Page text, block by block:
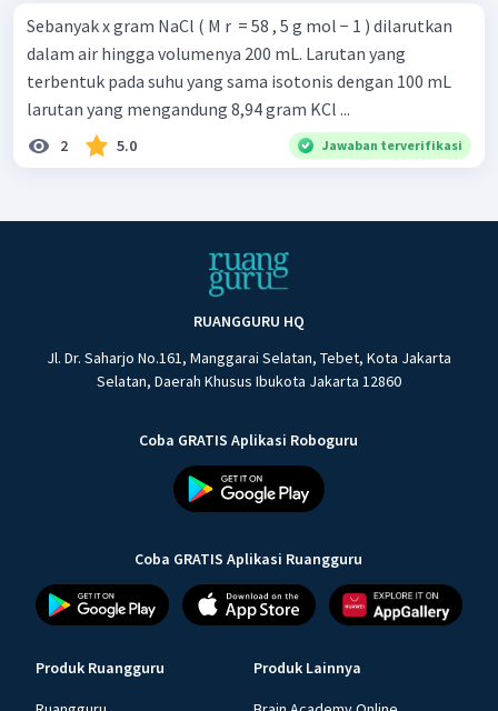
Sebanyak x gram NaCl ( M r ​ = 58 , 5 g mol − 1 ) dilarutkan
dalam air hingga volumenya 200 mL. Larutan yang
terbentuk pada suhu yang sama isotonis dengan 100 mL
larutan yang mengandung 8,94 gram KCl ...
2 5.0 Jawaban terverifikasi
RUANGGURU HQ
Jl. Dr. Saharjo No.161, Manggarai Selatan, Tebet, Kota Jakarta
Selatan, Daerah Khusus Ibukota Jakarta 12860
Coba GRATIS Aplikasi Roboguru
Coba GRATIS Aplikasi Ruangguru
Produk Ruangguru Produk Lainnya